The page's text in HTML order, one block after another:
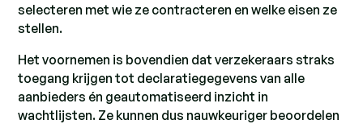
selecteren met wie ze contracteren en welke eisen ze
stellen.
Het voornemen is bovendien dat verzekeraars straks
toegang krijgen tot declaratiegegevens van alle
aanbieders én geautomatiseerd inzicht in
wachtlijsten. Ze kunnen dus nauwkeuriger beoordelen